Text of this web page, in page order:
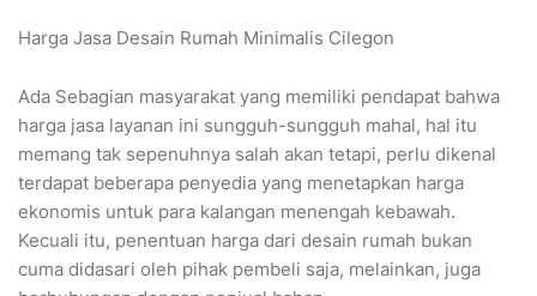
Harga Jasa Desain Rumah Minimalis Cilegon
Ada Sebagian masyarakat yang memiliki pendapat bahwa
harga jasa layanan ini sungguh-sungguh mahal, hal itu
memang tak sepenuhnya salah akan tetapi, perlu dikenal
terdapat beberapa penyedia yang menetapkan harga
ekonomis untuk para kalangan menengah kebawah.
Kecuali itu, penentuan harga dari desain rumah bukan
cuma didasari oleh pihak pembeli saja, melainkan, juga